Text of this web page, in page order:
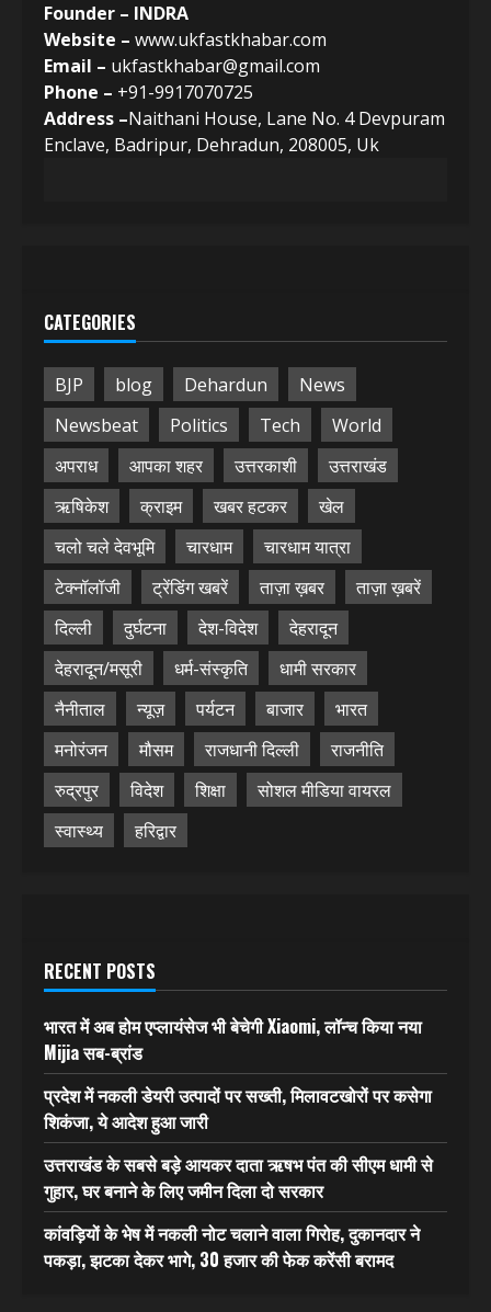
Founder – INDRA
Website – www.ukfastkhabar.com
Email – ukfastkhabar@gmail.com
Phone – +91-9917070725
Address –Naithani House, Lane No. 4 Devpuram
Enclave, Badripur, Dehradun, 208005, Uk
CATEGORIES
BJP blog Dehardun
News
Newsbeat
Politics Tech
World
अपराध
आपका शहर उत्तरकाशी
उत्तराखंड
ऋषिकेश
क्राइम खबर हटकर
खेल
चलो चले देवभूमि
चारधाम
चारधाम यात्रा
टेक्नॉलॉजी
ट्रेंडिंग खबरें ताज़ा ख़बर
ताज़ा ख़बरें
दिल्ली
दुर्घटना देश-विदेश
देहरादून
देहरादून/मसूरी
धर्म-संस्कृति
धामी सरकार
नैनीताल
न्यूज़ पर्यटन बाजार
भारत
मनोरंजन
मौसम राजधानी दिल्ली
राजनीति
रुद्रपुर
विदेश शिक्षा
सोशल मीडिया वायरल
स्वास्थ्य
हरिद्वार
RECENT POSTS
भारत में अब होम एप्लायंसेज भी बेचेगी Xiaomi, लॉन्च किया नया
Mijia सब-ब्रांड
प्रदेश में नकली डेयरी उत्पादों पर सख्ती, मिलावटखोरों पर कसेगा
शिकंजा, ये आदेश हुआ जारी
उत्तराखंड के सबसे बड़े आयकर दाता ऋषभ पंत की सीएम धामी से
गुहार, घर बनाने के लिए जमीन दिला दो सरकार
कांवड़ियों के भेष में नकली नोट चलाने वाला गिरोह, दुकानदार ने
पकड़ा, झटका देकर भागे, 30 हजार की फेक करेंसी बरामद